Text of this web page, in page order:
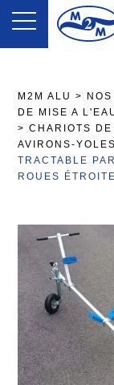
M2M ALU >
DE MISE A
>CHARIOTS
AVIRONS-YOLES
TRACTABLE
ROUES